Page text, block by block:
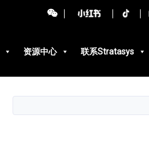
资源中心 联系Stratasys